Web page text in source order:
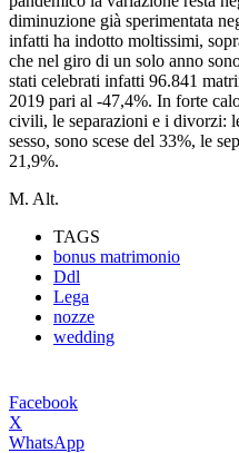
diminuzione già sperimentata
infatti ha indotto moltissimi,
che nel giro di un solo anno
stati celebrati infatti 96.841
2019 pari al -47,4%. In forte
civili, le separazioni e i divorzi:
sesso, sono scese del 33%, le
21,9%.
M. Alt.
TAGS
bonus matrimonio
Ddl
Lega
nozze
wedding
Facebook
X
WhatsApp